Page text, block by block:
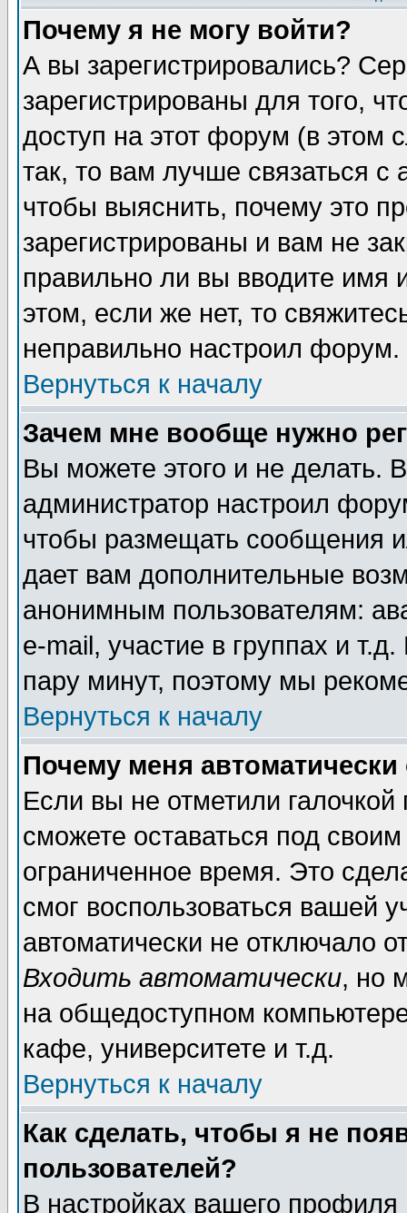
Почему я не могу войти?
А вы зарегистрировались?
зарегистрированы для того,
доступ на этот форум (в этом
так, то вам лучше связаться
чтобы выяснить, почему это
зарегистрированы и вам не
правильно ли вы вводите
этом, если же нет, то
неправильно настроил форум.
Вернуться к началу
Зачем мне вообще нужно
Вы можете этого и не делать.
администратор настроил
чтобы размещать сообщения
дает вам дополнительные
анонимным пользователям:
e-mail, участие в группах и
пару минут, поэтому мы
Вернуться к началу
Почему меня автоматически
Если вы не отметили галочкой
сможете оставаться под
ограниченное время. Это
смог воспользоваться вашей
автоматически не отключало
Входить автоматически, но
на общедоступном
кафе, университете и т.д.
Вернуться к началу
Как сделать, чтобы я не
пользователей?
В настройках вашего